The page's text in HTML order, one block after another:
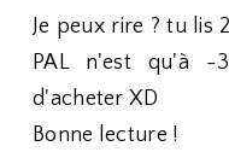
Je peux rire ? tu lis
PAL n'est qu'à
d'acheter XD
Bonne lecture !